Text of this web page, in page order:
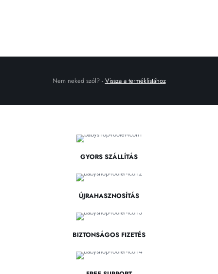
Nem neked szól?- Vissza a terméklistához
GYORS SZÁLLÍTÁS
ÚJRAHASZNOSÍTÁS
BIZTONSÁGOS FIZETÉS